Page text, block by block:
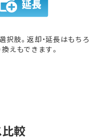
肢。返却・延長はもちろ
えもできます。
較